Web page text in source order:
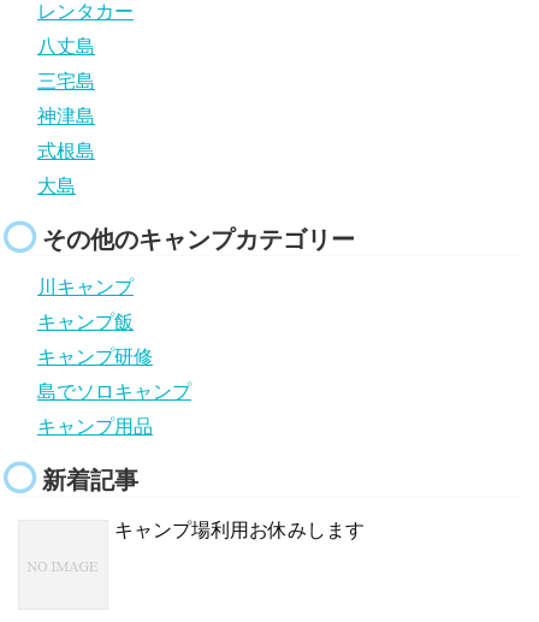
レンタカー
八丈島
三宅島
神津島
式根島
大島
その他のキャンプカテゴリー
川キャンプ
キャンプ飯
キャンプ研修
島でソロキャンプ
キャンプ用品
新着記事
キャンプ場利用お休みします